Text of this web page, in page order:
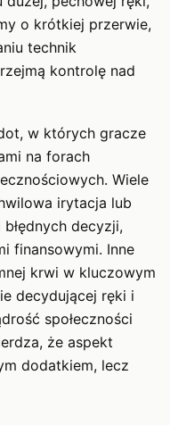
o krótkiej przerwie,
technik
kontrolę nad
w których gracze
na forach
Wiele
irytacja lub
decyzji,
finansowymi. Inne
krwi w kluczowym
decydującej ręki i
społeczności
że aspekt
dodatkiem, lecz